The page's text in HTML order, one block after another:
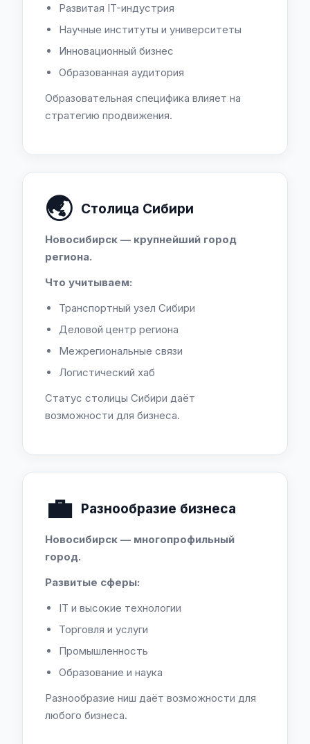
Развитая IT-индустрия
Научные институты и университеты
Инновационный бизнес
Образованная аудитория
Образовательная специфика влияет на
стратегию продвижения.
🌏 Столица Сибири
Новосибирск — крупнейший город
региона.
Что учитываем:
Транспортный узел Сибири
Деловой центр региона
Межрегиональные связи
Логистический хаб
Статус столицы Сибири даёт
возможности для бизнеса.
💼 Разнообразие бизнеса
Новосибирск — многопрофильный
город.
Развитые сферы:
IT и высокие технологии
Торговля и услуги
Промышленность
Образование и наука
Разнообразие ниш даёт возможности для
любого бизнеса.